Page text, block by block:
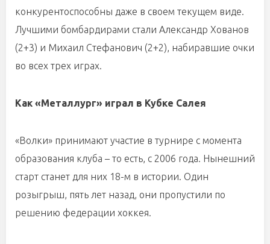
конкурентоспособны даже в своем текущем виде.
Лучшими бомбардирами стали Александр Хованов
(2+3) и Михаил Стефанович (2+2), набиравшие очки
во всех трех играх.
Как «Металлург» играл в Кубке Салея
«Волки» принимают участие в турнире с момента
образования клуба – то есть, с 2006 года. Нынешний
старт станет для них 18-м в истории. Один
розыгрыш, пять лет назад, они пропустили по
решению федерации хоккея.